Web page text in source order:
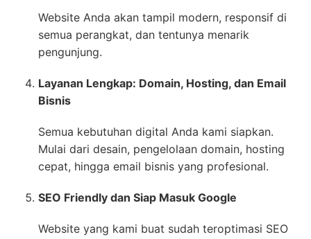
Website Anda akan tampil modern, responsif di
semua perangkat, dan tentunya menarik
pengunjung.
Layanan Lengkap: Domain, Hosting, dan Email
Bisnis
Semua kebutuhan digital Anda kami siapkan.
Mulai dari desain, pengelolaan domain, hosting
cepat, hingga email bisnis yang profesional.
SEO Friendly dan Siap Masuk Google
Website yang kami buat sudah teroptimasi SEO